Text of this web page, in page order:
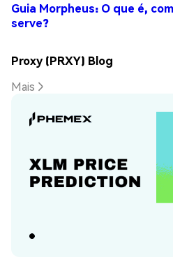
Guia Morpheus: O que é,
serve?
Proxy (PRXY) Blog
Mais